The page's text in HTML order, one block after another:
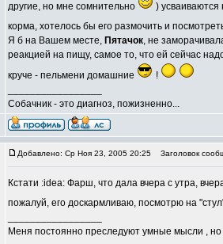
другие, но мне сомнительно
)
корма, хотелось бы его размочить и
Я б на Вашем месте, Пятачок, не
реакцией на пищу, самое то, что ей сейчас
круче - пельмени домашние
!
Собачник - это диагноз, пожизненно...
Добавлено: Ср Ноя 23, 2005 20:25 Заголовок
Кстати :idea: Фарш, что дала вчера с утра,
пожалуй, его доскармливаю, посмотрю на
Меня постоянно преследуют умные мысли ,